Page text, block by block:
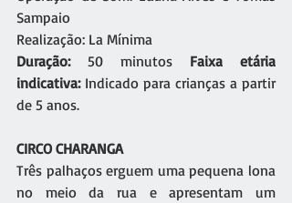
Sampaio
Realização: La Mínima
Duração: 50 minutos Faixa etária
indicativa: Indicado para crianças a partir
de 5 anos.
CIRCO CHARANGA
Três palhaços erguem uma pequena lona
no meio da rua e apresentam um